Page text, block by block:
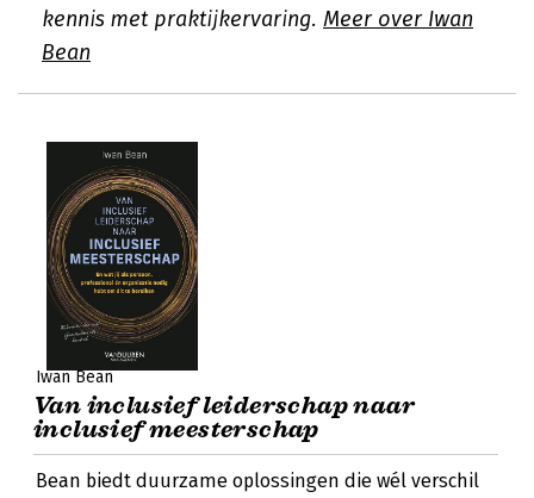
kennis met praktijkervaring. Meer over Iwan
Bean
Iwan Bean
Van inclusief leiderschap naar
inclusief meesterschap
Bean biedt duurzame oplossingen die wél verschil